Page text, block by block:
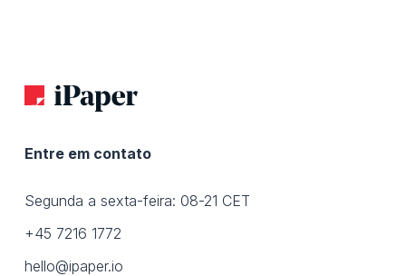
Entre em contato
Segunda a sexta-feira: 08-21 CET
+45 7216 1772
hello@ipaper.io